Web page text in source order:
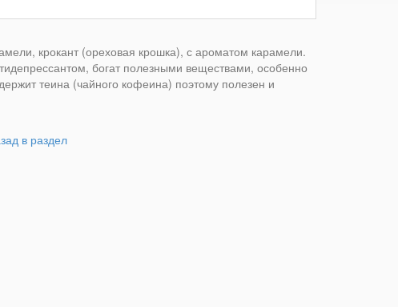
крокант (ореховая крошка), с ароматом карамели.
богат полезными веществами, особенно
теина (чайного кофеина) поэтому полезен и
в раздел